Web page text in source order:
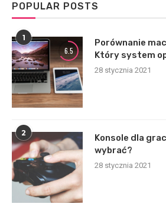
POPULAR POSTS
1
6.5
Porównanie
Który system
28 stycznia 2021
2
Konsole dla
wybrać?
28 stycznia 2021